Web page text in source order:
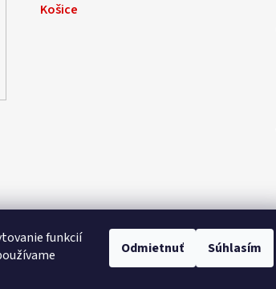
funkcií
Odmietnuť Súhlasím
Košice